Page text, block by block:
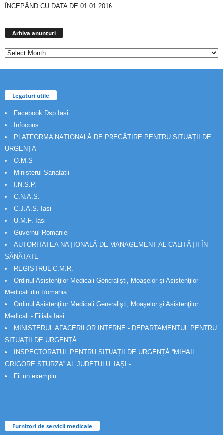
ÎNCEPÂND CU DATA DE 01.01.2016
Arhiva anunturi
Legaturi utile
Facebook Dsp Iasi
Infocons
PLATFORMA NAȚIONALĂ DE PREGĂTIRE PENTRU SITUAȚII DE
URGENȚĂ
O.M.S
Ministerul Sanatatii
I.N.S.P.
C.N.A.S.
C.J.A.S. Iasi
U.M.F. Iasi
Guvernul Romaniei
AUTORITATEA NAȚIONALĂ DE MANAGEMENT AL CALITĂȚII ÎN
SĂNĂTATE
REGISTRUL C.M.R.
Ordinul Asistenţilor Medicali Generalişti, Moaşelor şi Asistenţilor
Medicali din România
Ordinul Asistenţilor Medicali Generalişti, Moaşelor şi Asistenţilor
Medicali - Filiala Iași
MINISTERUL AFACERILOR INTERNE - DEPARTAMENTUL PENTRU
SITUAȚII DE URGENȚĂ
INSPECTORATUL PENTRU SITUAȚII DE URGENȚĂ “MIHAIL
GRIGORE STURZA” AL JUDETULUI IAȘI -
Fii un exemplu
Furnizori de servicii medicale